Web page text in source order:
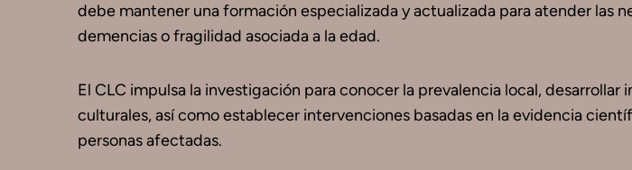
debe mantener una formación especializada y actualizada para atender las
demencias o fragilidad asociada a la edad.
El CLC impulsa la investigación para conocer la prevalencia local,
culturales, así como establecer intervenciones basadas en la evidencia
personas afectadas.